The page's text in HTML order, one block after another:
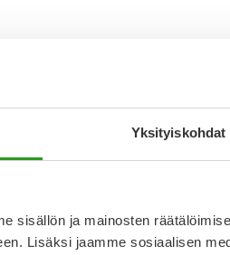
Yksityiskohdat
sisällön ja mainosten
Lisäksi jaamme sosiaalisen